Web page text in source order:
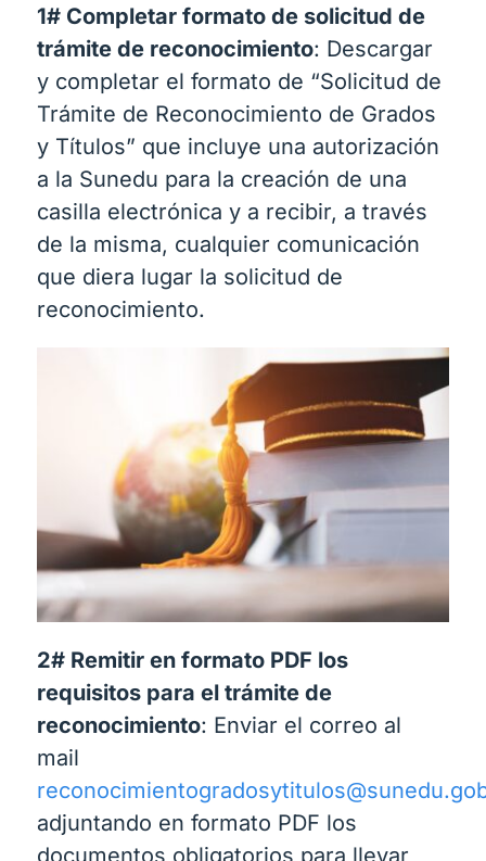
1# Completar formato de solicitud de
trámite de reconocimiento: Descargar
y completar el formato de “Solicitud de
Trámite de Reconocimiento de Grados
y Títulos” que incluye una autorización
a la Sunedu para la creación de una
casilla electrónica y a recibir, a través
de la misma, cualquier comunicación
que diera lugar la solicitud de
reconocimiento.
2# Remitir en formato PDF los
requisitos para el trámite de
reconocimiento: Enviar el correo al
mail
adjuntando en formato PDF los